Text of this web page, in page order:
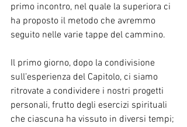
primo incontro, nel quale la superiora ci
ha proposto il metodo che avremmo
seguito nelle varie tappe del cammino.
Il primo giorno, dopo la condivisione
sull’esperienza del Capitolo, ci siamo
ritrovate a condividere i nostri progetti
personali, frutto degli esercizi spirituali
che ciascuna ha vissuto in diversi tempi;